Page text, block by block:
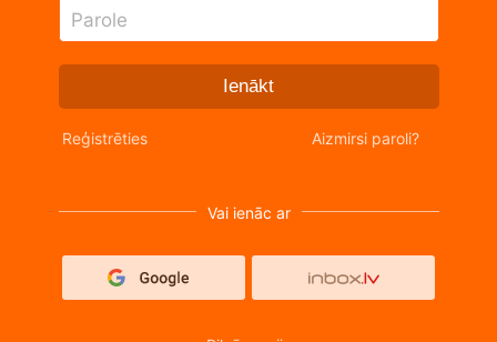
Parole
Ienākt
Reģistrēties Aizmirsi paroli?
Vai ienāc ar